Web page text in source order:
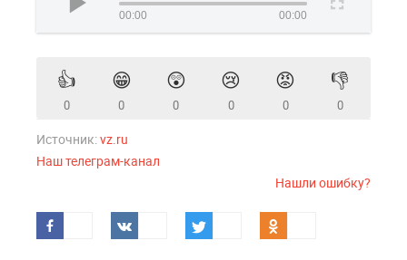
00:00 00:00
👍
0
😁
0
😲
0
😢
0
😡
0
👎
0
Источник:vz.ru
Наш телеграм-канал
Нашли ошибку?